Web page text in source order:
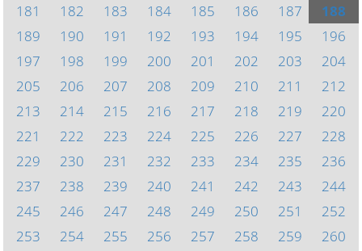
181
182 183 184 185 186 187
188
189
190 191 192 193 194 195
196
197
198 199 200 201 202 203
204
205
206 207 208 209 210 211
212
213
214 215 216 217 218 219
220
221
222 223 224 225 226 227
228
229
230 231 232 233 234 235
236
237
238 239 240 241 242 243
244
245
246 247 248 249 250 251
252
253
254 255 256 257 258 259
260